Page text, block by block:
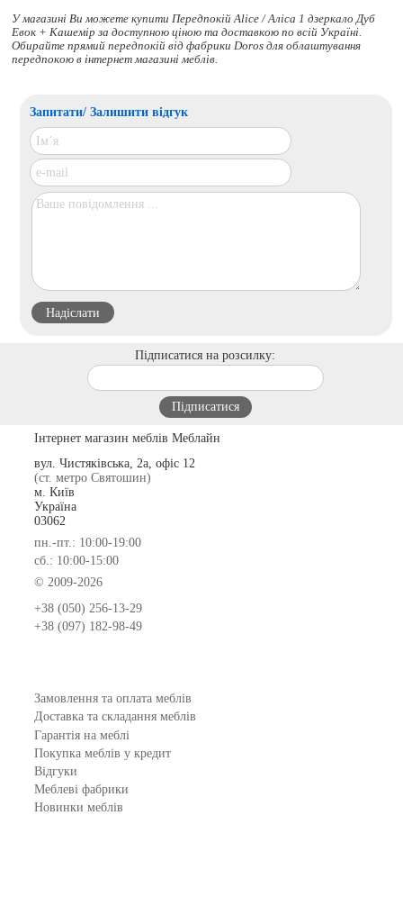
У магазині Ви можете купити Передпокій Alice / Аліса 1 дзеркало Дуб
Евок + Кашемір за доступною ціною та доставкою по всій Україні.
Обирайте прямий передпокійвід фабрики Doros для облаштування
передпокою в інтернет магазині меблів.
Запитати/ Залишити відгук
Підписатися на розсилку:
Інтернет магазин меблів Меблайн
вул. Чистяківська, 2а, офіс 12
(ст. метро Святошин)
м. Київ
Україна
03062
пн.-пт.: 10:00-19:00
сб.: 10:00-15:00
© 2009-2026
+38 (050) 256-13-29
+38 (097) 182-98-49
Замовлення та оплата меблів
Доставка та складання меблів
Гарантія на меблі
Покупка меблів у кредит
Відгуки
Меблеві фабрики
Новинки меблів